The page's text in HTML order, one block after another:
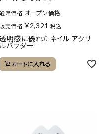
通常価格 オープン価格
販売価格 ¥2,321 税込
透明感に優れたネイル アクリ
ルパウダー
カートに入れる